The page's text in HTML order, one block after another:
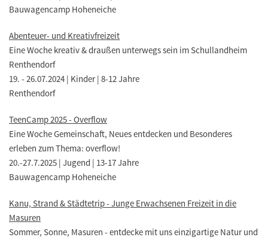
Bauwagencamp Hoheneiche
Abenteuer- und Kreativfreizeit
Eine Woche kreativ & draußen unterwegs sein im Schullandheim
Renthendorf
19. - 26.07.2024 | Kinder | 8-12 Jahre
Renthendorf
TeenCamp 2025 - Overflow
Eine Woche Gemeinschaft, Neues entdecken und Besonderes
erleben zum Thema: overflow!
20.-27.7.2025 | Jugend | 13-17 Jahre
Bauwagencamp Hoheneiche
Kanu, Strand & Städtetrip - Junge Erwachsenen Freizeit in die
Masuren
Sommer, Sonne, Masuren - entdecke mit uns einzigartige Natur und